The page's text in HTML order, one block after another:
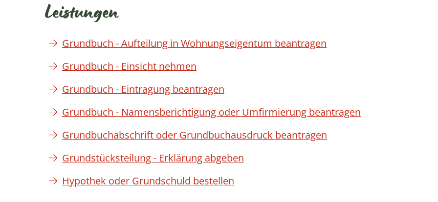
Leistungen
Grundbuch - Aufteilung in Wohnungseigentum beantragen
Grundbuch - Einsicht nehmen
Grundbuch - Eintragung beantragen
Grundbuch - Namensberichtigung oder Umfirmierung beantragen
Grundbuchabschrift oder Grundbuchausdruck beantragen
Grundstücksteilung - Erklärung abgeben
Hypothek oder Grundschuld bestellen